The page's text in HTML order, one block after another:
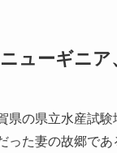
ューギニ
県の県立水産試
った妻の故郷で